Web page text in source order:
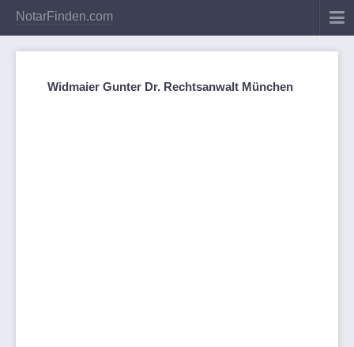
NotarFinden.com
Widmaier Gunter Dr. Rechtsanwalt München